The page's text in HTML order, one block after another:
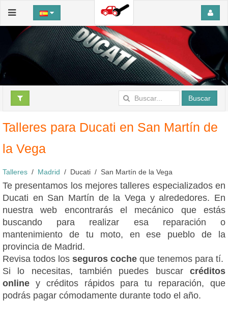
Buscar
Talleres para Ducati en San Martín de
la Vega
Talleres Madrid Ducati San Martín de la Vega
Te presentamos los mejores talleres especializados en
Ducati en San Martín de la Vega y alrededores. En
nuestra web encontrarás el mecánico que estás
buscando para realizar esa reparación o
mantenimiento de tu moto, en ese pueblo de la
provincia de Madrid.
Revisa todos los seguros coche que tenemos para tí.
Si lo necesitas, también puedes buscar créditos
online y créditos rápidos para tu reparación, que
podrás pagar cómodamente durante todo el año.